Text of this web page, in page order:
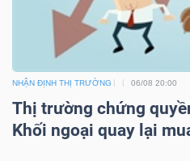
NHẬN ĐỊNH THỊ TRƯỜNG 06/08 20:00
Thị trường chứng
Khối ngoại quay lại